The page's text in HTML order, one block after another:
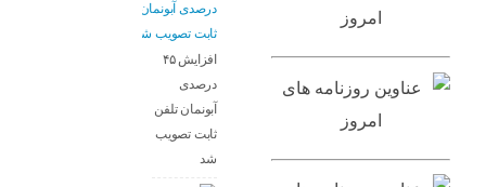
افزایش ۴۵
درصدی
آبونمان تلفن
ثابت تصویب
شد